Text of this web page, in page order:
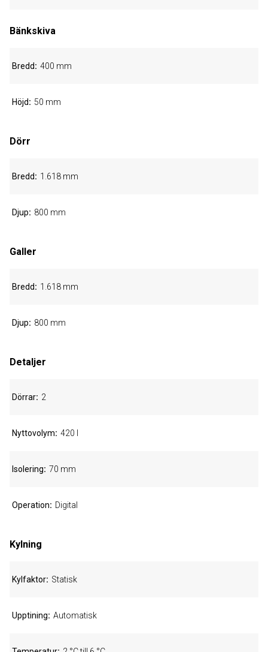
Bänkskiva
Bredd 400 mm
Höjd 50 mm
Dörr
Bredd 1.618 mm
Djup 800 mm
Galler
Bredd 1.618 mm
Djup 800 mm
Detaljer
Dörrar 2
Nyttovolym 420 l
Isolering 70 mm
Operation Digital
Kylning
Kylfaktor Statisk
Upptining Automatisk